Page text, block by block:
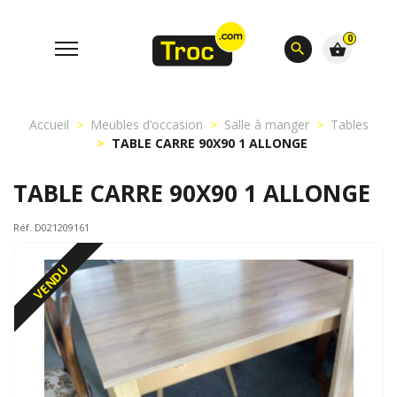
search
0
shopping_basket
Accueil Meubles d’occasion Salle à manger
Tables
TABLE CARRE 90X90 1 ALLONGE
TABLE CARRE 90X90 1 ALLONGE
Réf. D021209161
VENDU